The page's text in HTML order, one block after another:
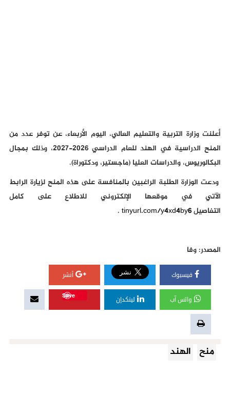
أعلنت وزارة التربية والتعليم العالي، اليوم الأربعاء، عن توفر عدد من
المنح الدراسية في الهند للعام الدراسي 2026-2027، وذلك بمجال
البكالوريوس، والدراسات العليا (ماجستير، ودكتوراة).
ودعت الوزارة الطلبة الراغبين بالمنافسة على هذه المنح لزيارة الرابط
الآتي في موقعها الإلكتروني للاطلاع على كامل
التفاصيلtinyurl.com/y4xd4by6
.
المصدر: وفا
فيسبوك أنشر
واتس آب لينكدإن
Save
منح الهند